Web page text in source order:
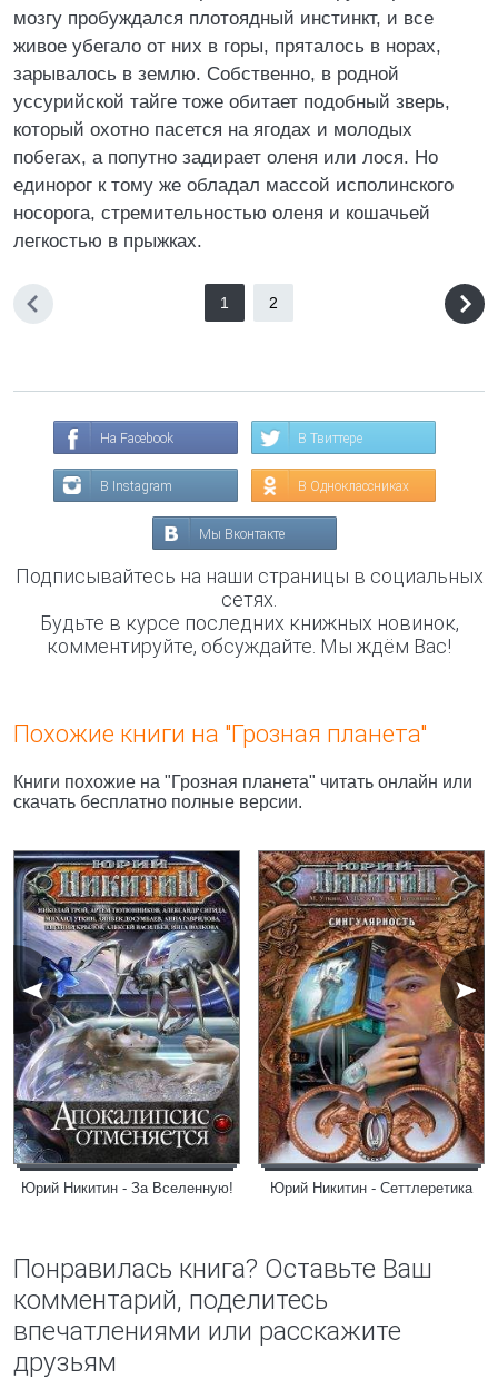
мозгу пробуждался плотоядный инстинкт, и все
живое убегало от них в горы, пряталось в норах,
зарывалось в землю. Собственно, в родной
уссурийской тайге тоже обитает подобный зверь,
который охотно пасется на ягодах и молодых
побегах, а попутно задирает оленя или лося. Но
единорог к тому же обладал массой исполинского
носорога, стремительностью оленя и кошачьей
легкостью в прыжках.
1 2
На Facebook В Твиттере
В Instagram В Одноклассниках
Мы Вконтакте
Подписывайтесь на наши страницы в социальных
сетях.
Будьте в курсе последних книжных новинок,
комментируйте, обсуждайте. Мы ждём Вас!
Похожие книги на "Грозная планета"
Книги похожие на "Грозная планета" читать онлайн или
скачать бесплатно полные версии.
Юрий Никитин - За Вселенную! Юрий Никитин - Сеттлеретика
Понравилась книга? Оставьте Ваш
комментарий, поделитесь
впечатлениями или расскажите
друзьям